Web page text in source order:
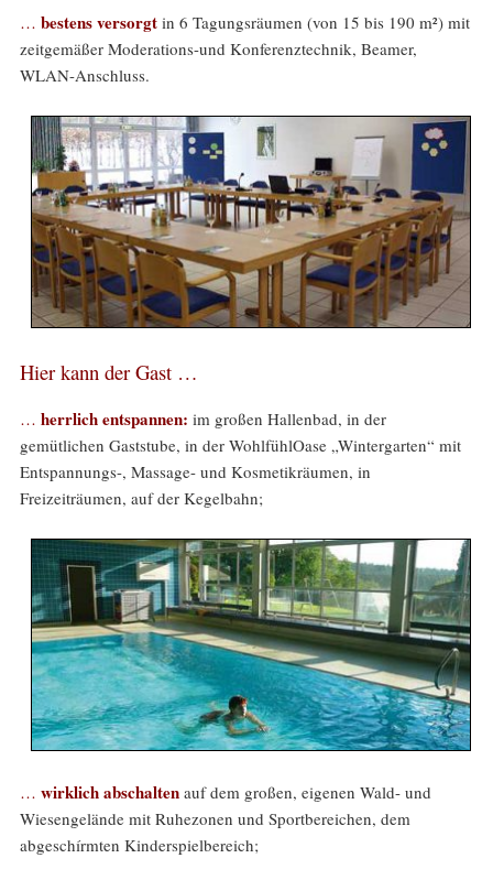
… bestens versorgt in 6 Tagungsräumen (von 15 bis 190 m²) mit
zeitgemäßer Moderations-und Konferenztechnik, Beamer,
WLAN-Anschluss.
Hier kann der Gast …
… herrlich entspannen: im großen Hallenbad, in der
gemütlichen Gaststube, in der WohlfühlOase „Wintergarten“ mit
Entspannungs-, Massage- und Kosmetikräumen, in
Freizeiträumen, auf der Kegelbahn;
… wirklich abschalten auf dem großen, eigenen Wald- und
Wiesengelände mit Ruhezonen und Sportbereichen, dem
abgeschírmten Kinderspielbereich;